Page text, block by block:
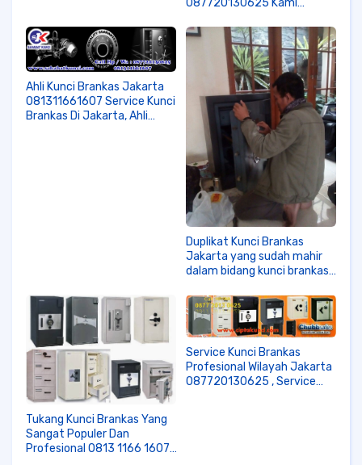
087720130625 Kami
Jakarta.
Ahli Kunci Brankas Jakarta
081311661607 Service Kunci
Brankas Di Jakarta, Ahli
Duplikat Kunci Brankas
Jakarta yang sudah mahir
dalam bidang kunci brankas
Tukang Kunci Brankas Yang
Sangat Populer Dan
Profesional 0813 1166 1607,
Service Kunci Brankas
Profesional Wilayah Jakarta
087720130625 , Service